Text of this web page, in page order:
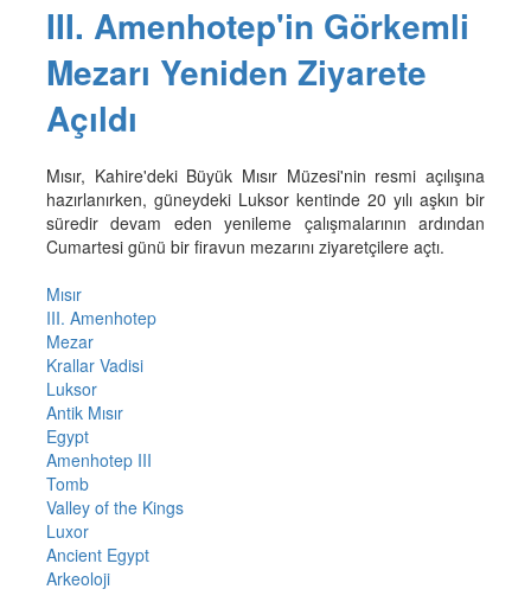
III. Amenhotep'in Görkemli
Mezarı Yeniden Ziyarete
Açıldı
Mısır, Kahire'deki Büyük Mısır Müzesi'nin resmi açılışına
hazırlanırken, güneydeki Luksor kentinde 20 yılı aşkın bir
süredir devam eden yenileme çalışmalarının ardından
Cumartesi günü bir firavun mezarını ziyaretçilere açtı.
Mısır
III. Amenhotep
Mezar
Krallar Vadisi
Luksor
Antik Mısır
Egypt
Amenhotep III
Tomb
Valley of the Kings
Luxor
Ancient Egypt
Arkeoloji